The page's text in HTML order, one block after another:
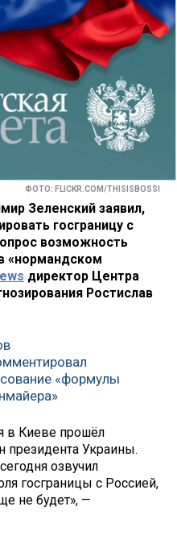
ФОТО: FLICKR.COM/THISISBOSSI
Зеленский заявил,
госграницу с
возможность
«нормандском
директор Центра
Ростислав
«формулы
в Киеве прошёл
Украины.
озвучил
госграницы с Россией,
не будет», —